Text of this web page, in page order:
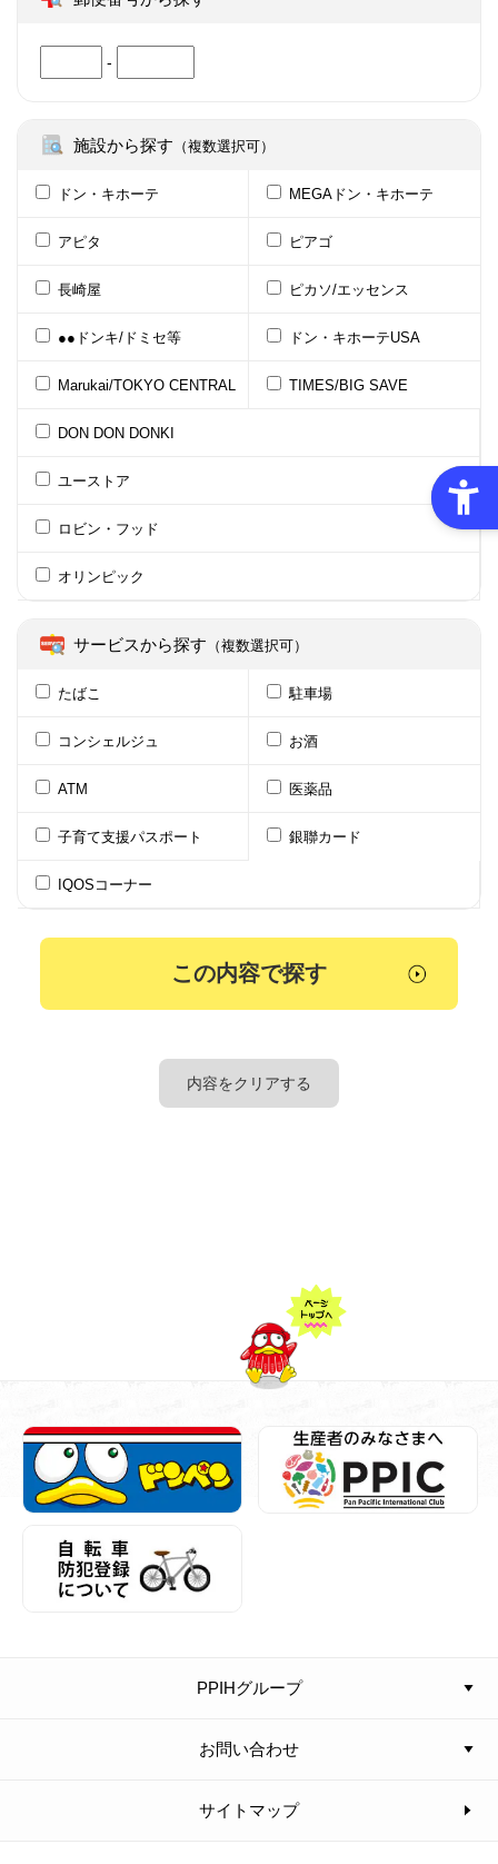
-
施設から探す （複数選択可）
ドン・キホーテ MEGAドン・キホーテ
アピタ ピアゴ
長崎屋 ピカソ/エッセンス
●●ドンキ/ドミセ等 ドン・キホーテUSA
Marukai/TOKYO CENTRAL TIMES/BIG SAVE
DON DON DONKI
ユーストア
ロビン・フッド
オリンピック
サービスから探す （複数選択可）
たばこ 駐車場
コンシェルジュ お酒
ATM 医薬品
子育て支援パスポート 銀聯カード
IQOSコーナー
PPIHグループ
お問い合わせ
サイトマップ